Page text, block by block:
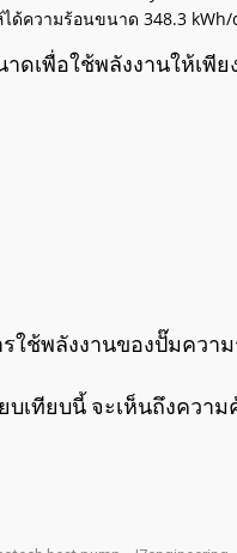
ด้ความร้อนขนาด 348.3 kWh/
ขนาดเพื่อใช้พลังงา
day/
h/
x
น =
ใช้พลังงานของปั๊มคว
บเทียบนี้ จะเห็นถึงคว